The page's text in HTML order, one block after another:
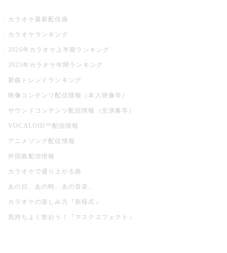
カラオケ最新配信曲
カラオケランキング
2026年カラオケ上半期ランキング
2025年カラオケ年間ランキング
新曲トレンドランキング
映像コンテンツ配信情報（本人映像等）
サウンドコンテンツ配信情報（生演奏等）
VOCALOID™配信情報
アニメソング配信情報
外国曲配信情報
カラオケで盛り上がる曲
あの日、あの時、あの音楽。
カラオケの楽しみ方『新様式』
気持ちよく歌おう！『マスクエフェクト』